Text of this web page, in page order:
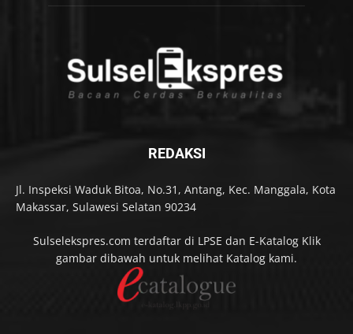
REDAKSI
Jl. Inspeksi Waduk Bitoa, No.31, Antang, Kec. Manggala, Kota
Makassar, Sulawesi Selatan 90234
Sulselekspres.com terdaftar di LPSE dan E-Katalog Klik
gambar dibawah untuk melihat Katalog kami.